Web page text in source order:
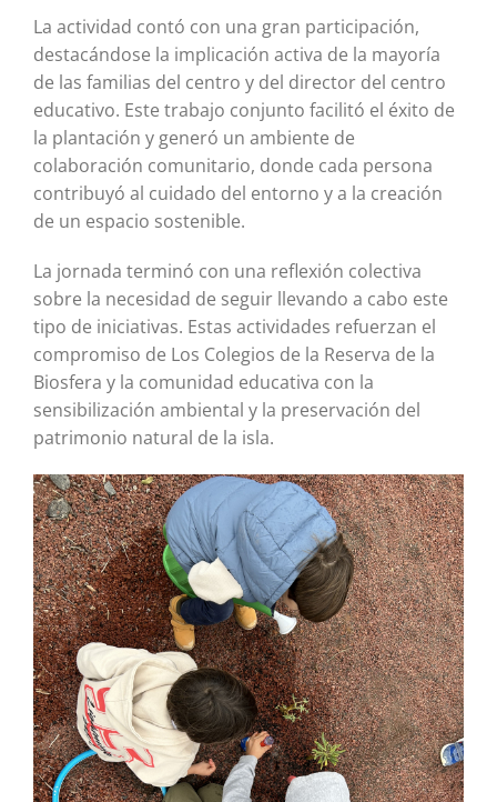
La actividad contó con una gran participación,
destacándose la implicación activa de la mayoría
de las familias del centro y del director del centro
educativo. Este trabajo conjunto facilitó el éxito de
la plantación y generó un ambiente de
colaboración comunitario, donde cada persona
contribuyó al cuidado del entorno y a la creación
de un espacio sostenible.
La jornada terminó con una reflexión colectiva
sobre la necesidad de seguir llevando a cabo este
tipo de iniciativas. Estas actividades refuerzan el
compromiso de Los Colegios de la Reserva de la
Biosfera y la comunidad educativa con la
sensibilización ambiental y la preservación del
patrimonio natural de la isla.